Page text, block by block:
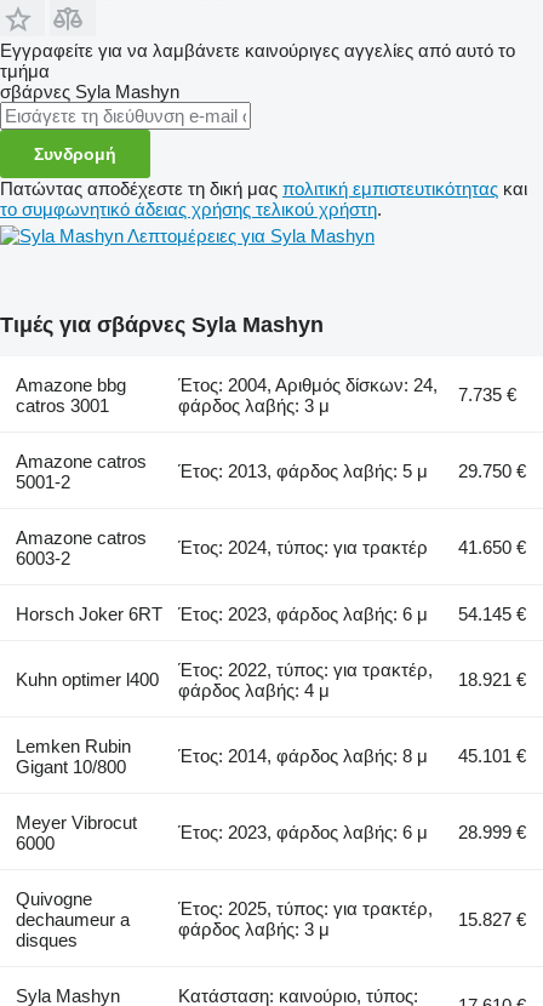
Εγγραφείτε για να λαμβάνετε καινούριγες αγγελίες από αυτό το
τμήμα
σβάρνες Syla Mashyn
Συνδρομή
Πατώντας αποδέχεστε τη δική μας πολιτική εμπιστευτικότητας και
το συμφωνητικό άδειας χρήσης τελικού χρήστη.
Λεπτομέρειες για Syla Mashyn
Τιμές για σβάρνες Syla Mashyn
Amazone bbg
catros 3001
Έτος: 2004, Αριθμός δίσκων: 24,
φάρδος λαβής: 3 μ
7.735 €
Amazone catros
5001-2
Έτος: 2013, φάρδος λαβής: 5 μ 29.750 €
Amazone catros
6003-2
Έτος: 2024, τύπος: για τρακτέρ 41.650 €
Horsch Joker 6RT Έτος: 2023, φάρδος λαβής: 6 μ 54.145 €
Kuhn optimer l400
Έτος: 2022, τύπος: για τρακτέρ,
φάρδος λαβής: 4 μ
18.921 €
Lemken Rubin
Gigant 10/800
Έτος: 2014, φάρδος λαβής: 8 μ 45.101 €
Meyer Vibrocut
6000
Έτος: 2023, φάρδος λαβής: 6 μ 28.999 €
Quivogne
dechaumeur a
disques
Έτος: 2025, τύπος: για τρακτέρ,
φάρδος λαβής: 3 μ
15.827 €
Syla Mashyn
Κατάσταση: καινούριο, τύπος: